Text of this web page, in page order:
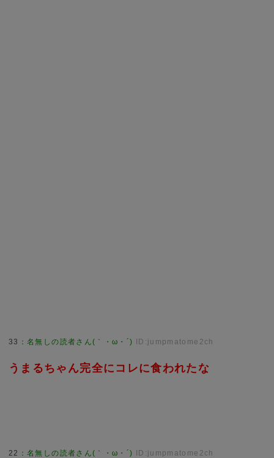
33 ：名無しの読者さん(｀・ω・´) ID:jumpmatome2ch
うまるちゃん完全にコレに食われたな
22 ：名無しの読者さん(｀・ω・´) ID:jumpmatome2ch